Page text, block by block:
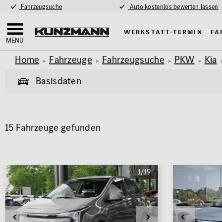
Fahrzeugsuche Auto kostenlos bewerten lassen
MENÜ
Werkstatt-Termin
Home Fahrzeuge Fahrzeugsuche PKW Kia
Basisdaten
Marke
KIA
Modell
PICANTO
Karosserie
Garantie
AMG Styling
Anhängerkupplung
15 Fahrzeuge gefunden
1/19